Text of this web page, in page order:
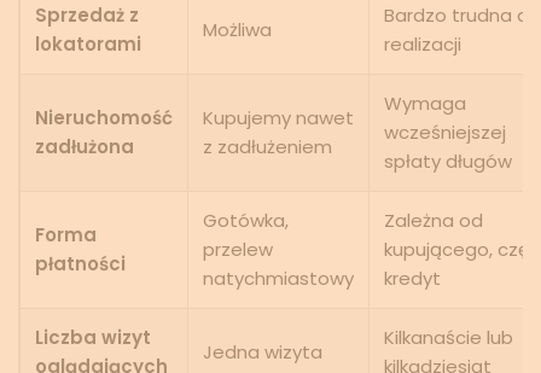
Sprzedaż z
lokatorami
Możliwa
Bardzo trudna do
realizacji
Nieruchomość
zadłużona
Kupujemy nawet
z zadłużeniem
Wymaga
wcześniejszej
spłaty długów
Forma
płatności
Gotówka,
przelew
natychmiastowy
Zależna od
kupującego,
kredyt
Liczba wizyt
oglądających
Jedna wizyta
Kilkanaście lub
kilkadziesiąt